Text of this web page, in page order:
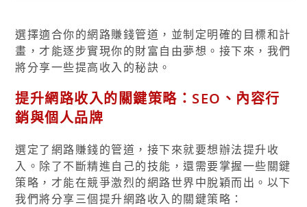
選擇適合你的網路賺錢管道，並制定明確的目標和計
畫，才能逐步實現你的財富自由夢想。接下來，我們
將分享一些提高收入的秘訣。
提升網路收入的關鍵策略：SEO、內容行
銷與個人品牌
選定了網路賺錢的管道，接下來就要想辦法提升收
入。除了不斷精進自己的技能，還需要掌握一些關鍵
策略，才能在競爭激烈的網路世界中脫穎而出。以下
我們將分享三個提升網路收入的關鍵策略：